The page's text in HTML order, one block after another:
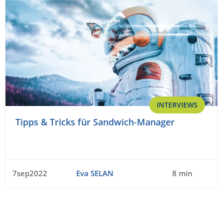
INTERVIEWS
Tipps & Tricks für Sandwich-Manager
7sep2022 Eva SELAN 8 min